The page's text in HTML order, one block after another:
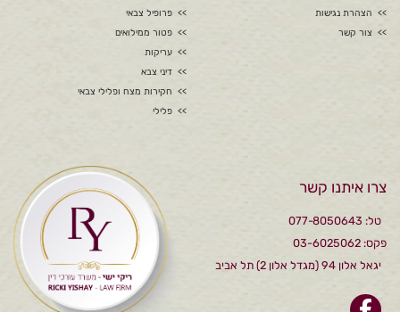
הצהרת נגישות
צור קשר
פרופיל צבאי
פטור ממילואים
עריקות
דיני צבא
חקירות מצח ופלילי צבאי
פלילי
צרו איתנו קשר
טל: 077-8050643
פקס: 03-6025062
יגאל אלון 94 (מגדל אלון 2) תל אביב